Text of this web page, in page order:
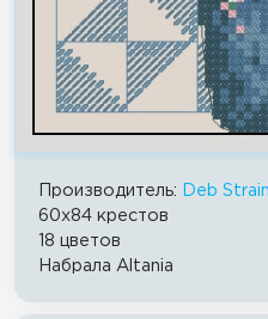
Производитель:
Deb Strain
60x84 крестов
18 цветов
Набрала Altania